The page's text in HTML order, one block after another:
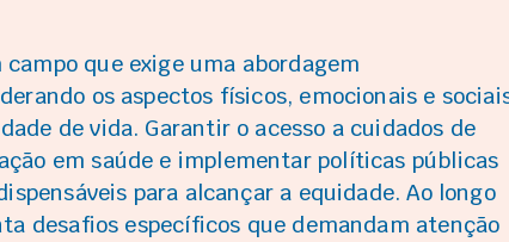
que exige uma abordagem
os aspectos físicos, emocionais e
de vida. Garantir o acesso a cuidados de
em saúde e implementar políticas públicas
para alcançar a equidade. Ao longo
desafios específicos que demandam atenção